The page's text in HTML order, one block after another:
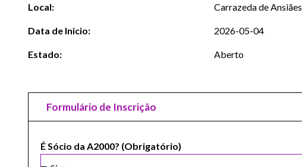
Local: Carrazeda de Ansiães
Data de Inicio: 2026-05-04
Estado: Aberto
Formulário de Inscrição
É Sócio da A2000? (Obrigatório)